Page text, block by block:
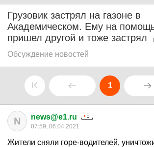
Грузовик застрял на газоне в
Академическом. Ему на
пришел другой и тоже застрял
Обсуждение новостей
1
N news@e1.ru
07:59, 06.04.2021
Жители сняли горе-водителей,